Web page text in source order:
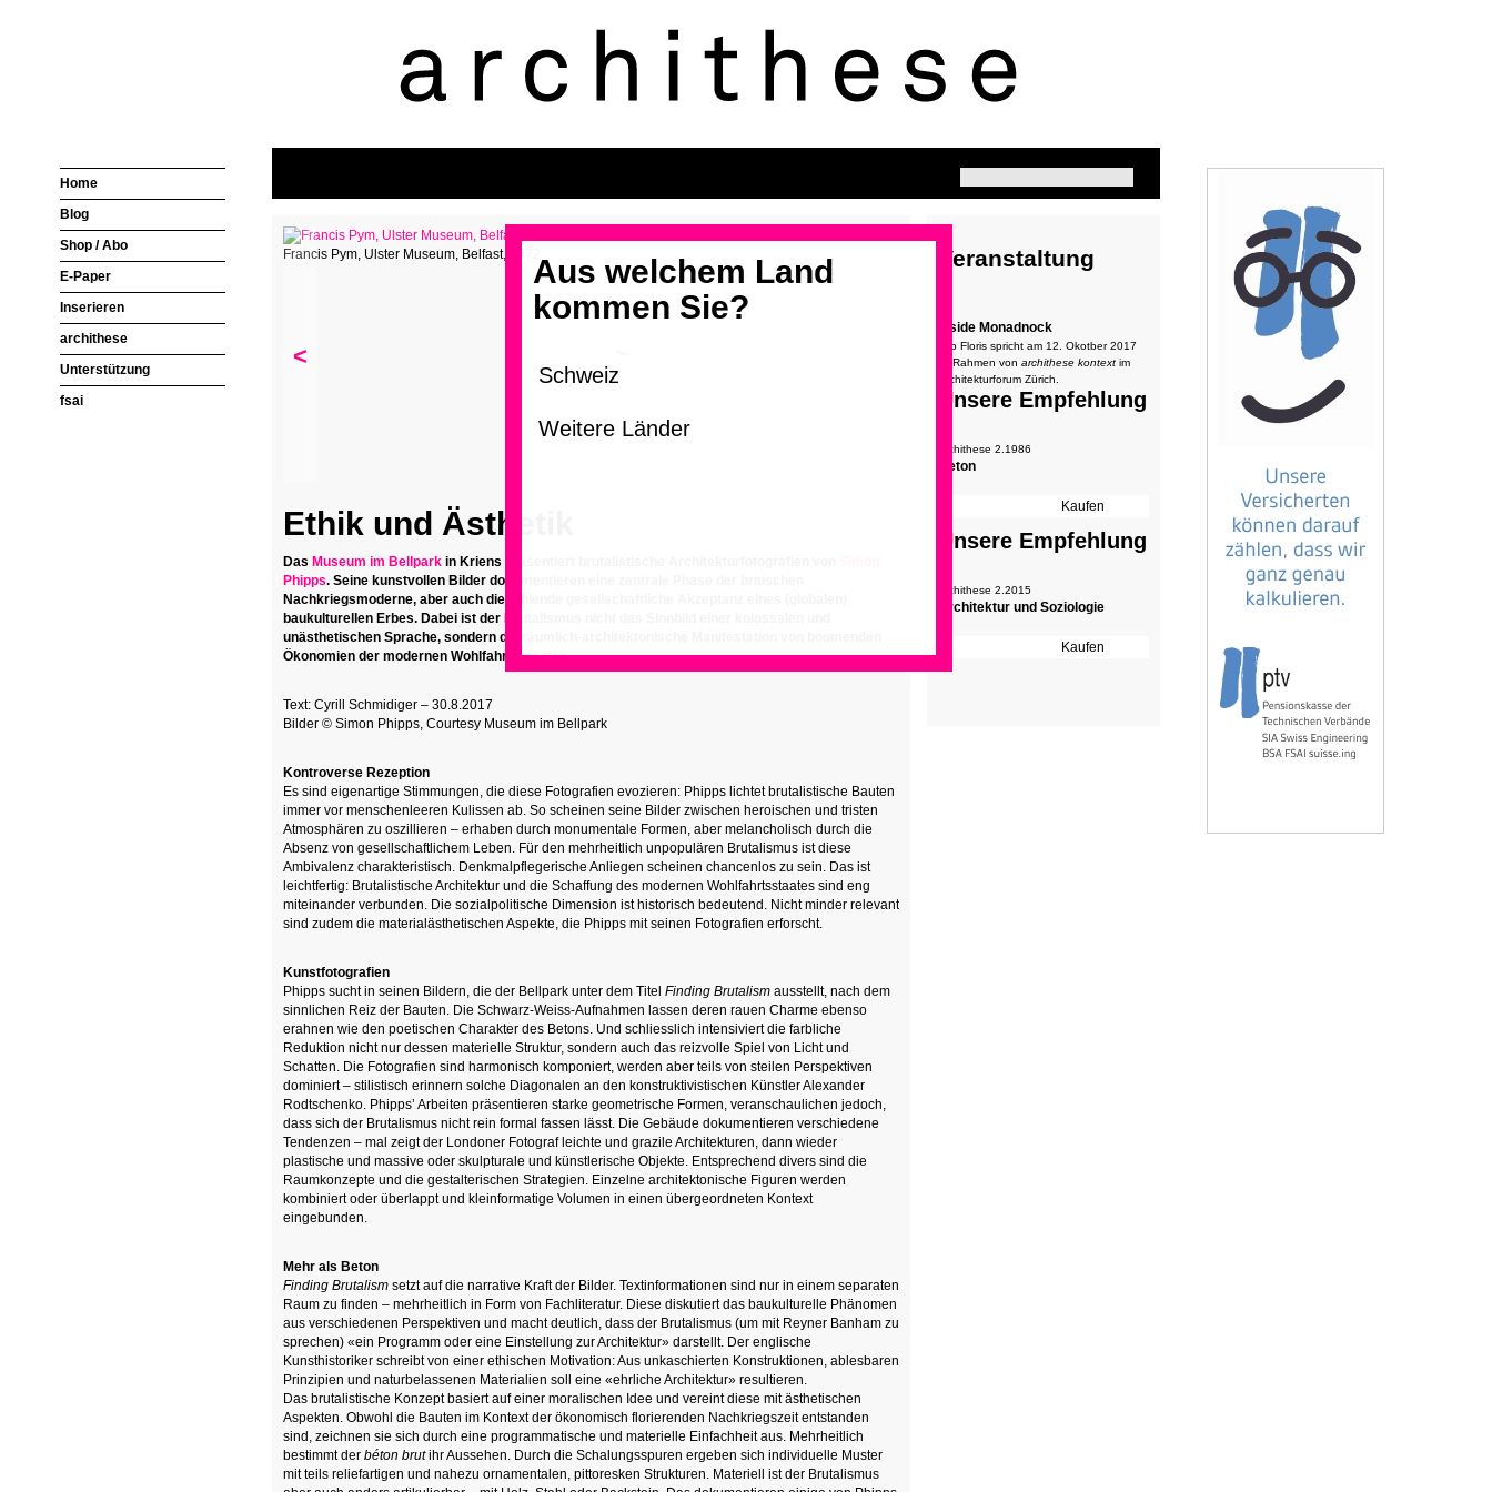
Aus welchem Land
kommen Sie?
Francis Pym, Ulster Museum, Belfast, 1972
<
Ethik und Ästhetik
Das Museum im Bellpark in Kriens präsentiert brutalistische Architekturfotografien von
Phipps. Seine kunstvollen Bilder dokumentieren eine zentrale Phase der britischen
Nachkriegsmoderne, aber auch die fehlende gesellschaftliche Akzeptanz eines (globalen)
baukulturellen Erbes. Dabei ist der Brutalismus nicht das Sinnbild einer kolossalen und
unästhetischen Sprache, sondern die räumlich-architektonische Manifestation von boomenden
Ökonomien der modernen Wohlfahrtsstaaten.
Text: Cyrill Schmidiger – 30.8.2017
Bilder © Simon Phipps, Courtesy Museum im Bellpark
Kontroverse Rezeption
Es sind eigenartige Stimmungen, die diese Fotografien evozieren: Phipps lichtet brutalistische Bauten
immer vor menschenleeren Kulissen ab. So scheinen seine Bilder zwischen heroischen und tristen
Atmosphären zu oszillieren – erhaben durch monumentale Formen, aber melancholisch durch die
Absenz von gesellschaftlichem Leben. Für den mehrheitlich unpopulären Brutalismus ist diese
Ambivalenz charakteristisch. Denkmalpflegerische Anliegen scheinen chancenlos zu sein. Das ist
leichtfertig: Brutalistische Architektur und die Schaffung des modernen Wohlfahrtsstaates sind eng
miteinander verbunden. Die sozialpolitische Dimension ist historisch bedeutend. Nicht minder relevant
sind zudem die materialästhetischen Aspekte, die Phipps mit seinen Fotografien erforscht.
Kunstfotografien
Phipps sucht in seinen Bildern, die der Bellpark unter dem Titel Finding Brutalism ausstellt, nach dem
sinnlichen Reiz der Bauten. Die Schwarz-Weiss-Aufnahmen lassen deren rauen Charme ebenso
erahnen wie den poetischen Charakter des Betons. Und schliesslich intensiviert die farbliche
Reduktion nicht nur dessen materielle Struktur, sondern auch das reizvolle Spiel von Licht und
Schatten. Die Fotografien sind harmonisch komponiert, werden aber teils von steilen Perspektiven
dominiert – stilistisch erinnern solche Diagonalen an den konstruktivistischen Künstler Alexander
Rodtschenko. Phipps’ Arbeiten präsentieren starke geometrische Formen, veranschaulichen jedoch,
dass sich der Brutalismus nicht rein formal fassen lässt. Die Gebäude dokumentieren verschiedene
Tendenzen – mal zeigt der Londoner Fotograf leichte und grazile Architekturen, dann wieder
plastische und massive oder skulpturale und künstlerische Objekte. Entsprechend divers sind die
Raumkonzepte und die gestalterischen Strategien. Einzelne architektonische Figuren werden
kombiniert oder überlappt und kleinformatige Volumen in einen übergeordneten Kontext
eingebunden.
Mehr als Beton
Finding Brutalism setzt auf die narrative Kraft der Bilder. Textinformationen sind nur in einem separaten
Raum zu finden – mehrheitlich in Form von Fachliteratur. Diese diskutiert das baukulturelle Phänomen
aus verschiedenen Perspektiven und macht deutlich, dass der Brutalismus (um mit Reyner Banham zu
sprechen) «ein Programm oder eine Einstellung zur Architektur» darstellt. Der englische
Kunsthistoriker schreibt von einer ethischen Motivation: Aus unkaschierten Konstruktionen, ablesbaren
Prinzipien und naturbelassenen Materialien soll eine «ehrliche Architektur» resultieren.
Das brutalistische Konzept basiert auf einer moralischen Idee und vereint diese mit ästhetischen
Aspekten. Obwohl die Bauten im Kontext der ökonomisch florierenden Nachkriegszeit entstanden
sind, zeichnen sie sich durch eine programmatische und materielle Einfachheit aus. Mehrheitlich
bestimmt der béton brutihr Aussehen. Durch die Schalungsspuren ergeben sich individuelle Muster
mit teils reliefartigen und nahezu ornamentalen, pittoresken Strukturen. Materiell ist der Brutalismus
Veranstaltung
Inside Monadnock
Job Floris spricht am 12. Okotber 2017
im Rahmen von archithese kontext im
Architekturforum Zürich.
Unsere Empfehlung
archithese 2.1986
Beton
Unsere Empfehlung
archithese 2.2015
Architektur und Soziologie
Home
Blog
Shop / Abo
E-Paper
Inserieren
archithese
Unterstützung
fsai